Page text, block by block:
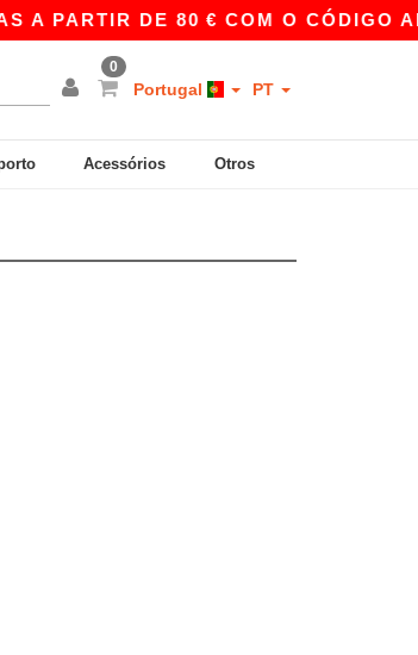
DE 80 € COM O CÓDIGO
0
Portugal PT
Acessórios Otros